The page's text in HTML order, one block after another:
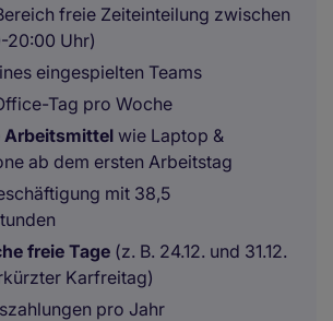
freie Zeiteinteilung zwischen
20:00 Uhr)
eingespielten Teams
Tag pro Woche
Arbeitsmittel wie Laptop &
ab dem ersten Arbeitstag
mit 38,5
freie Tage (z. B. 24.12. und 31.12.
Karfreitag)
pro Jahr